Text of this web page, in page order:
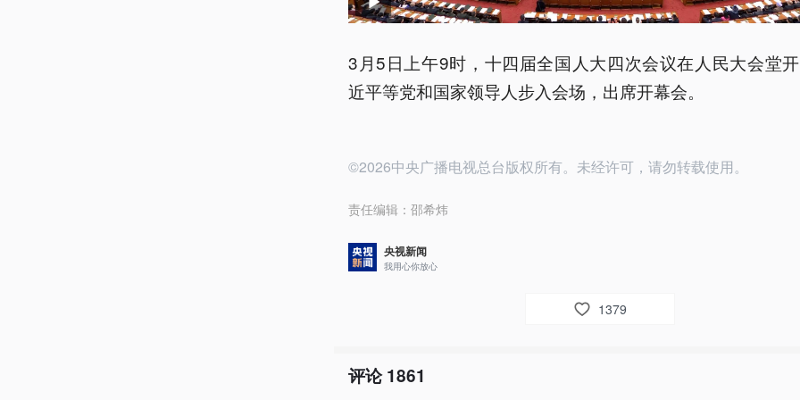
3月5日上午9时，十四届全国人大四次会议在人民大会堂
近平等党和国家领导人步入会场，出席开幕会。
©2026中央广播电视总台版权所有。未经许可，请勿转载使用。
责任编辑： 邵希炜
央视新闻
我用心你放心
1379
评论1861